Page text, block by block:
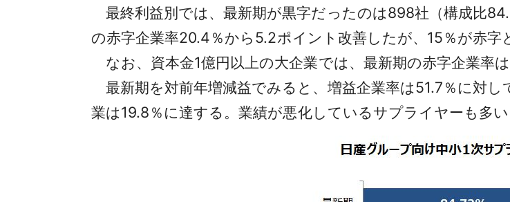
最終利益別では、最新期が黒字だったのは898社（構成比
の赤字企業率20.4％から5.2ポイント改善したが、15％が赤字
なお、資本金1億円以上の大企業では、最新期の赤字企業率
最新期を対前年増減益でみると、増益企業率は51.7％に対
業は19.8％に達する。業績が悪化しているサプライヤーも多い